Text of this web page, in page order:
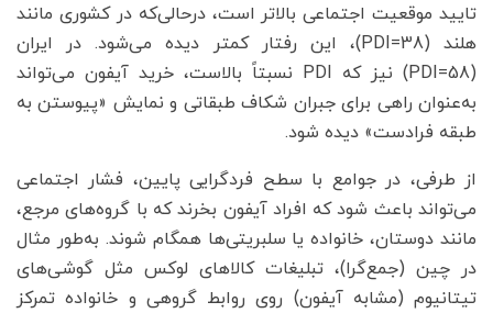
تایید موقعیت اجتماعی بالاتر است، درحالی‌که در کشوری مانند
هلند (PDI=38)، این رفتار کمتر دیده می‌شود. در ایران
(PDI=58) نیز که PDI نسبتاً بالاست، خرید آیفون می‌تواند
به‌عنوان راهی برای جبران شکاف طبقاتی و نمایش «پیوستن به
طبقه فرادست» دیده شود.
از طرفی، در جوامع با سطح فردگرایی پایین، فشار اجتماعی
می‌تواند باعث شود که افراد آیفون بخرند که با گروه‌های مرجع،
مانند دوستان، خانواده یا سلبریتی‌ها همگام شوند. به‌طور مثال
در چین (جمع‌گرا)، تبلیغات کالاهای لوکس مثل گوشی‌های
تیتانیوم (مشابه آیفون) روی روابط گروهی و خانواده تمرکز